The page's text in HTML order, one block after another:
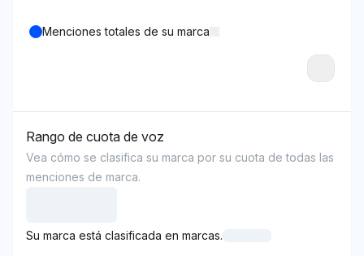
Menciones totales de su marca
Rango de cuota de voz
Vea cómo se clasifica su marca por su cuota de todas las
menciones de marca.
Su marca está clasificada en marcas.